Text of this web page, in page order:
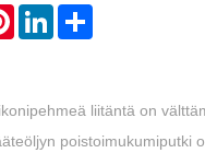
PinterestLinkedInShare
liitäntä on
poistoimukumiputki